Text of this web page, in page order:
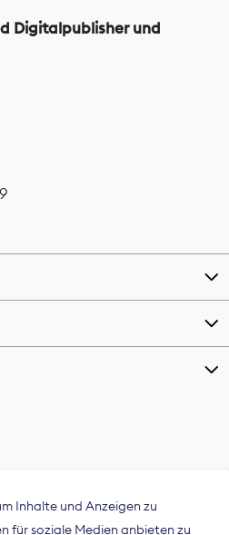
Digitalpublisher und
Inhalte und Anzeigen zu
für soziale Medien anbieten zu